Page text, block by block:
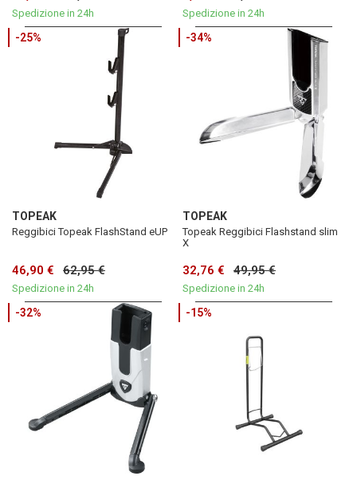
Spedizione in 24h Spedizione in 24h
-25%
TOPEAK
Reggibici Topeak FlashStand eUP
46,90 € 62,95 €
Spedizione in 24h
-34%
TOPEAK
Topeak Reggibici Flashstand slim
X
32,76 € 49,95 €
Spedizione in 24h
-32% -15%